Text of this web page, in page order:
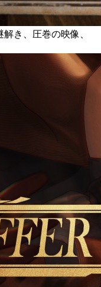
き、圧巻の映像、